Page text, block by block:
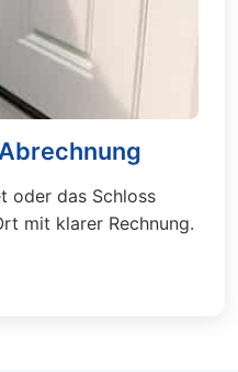
oder das Schloss
mit klarer Rechnung.